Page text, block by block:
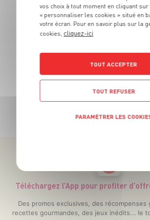
TOUTES NOS PROMOTIONS
Téléchargez l’App pour profiter
Des promos exclusives, des récompenses
recettes gourmandes, des jeux inédits... le
vos choix à tout moment en cliquant sur
« personnaliser les cookies » situé en
votre écran. Pour en savoir plus sur la
cookies, cliquez-ici
TOUT ACCEPTER
TOUT REFUSER
PARAMÉTRER LES